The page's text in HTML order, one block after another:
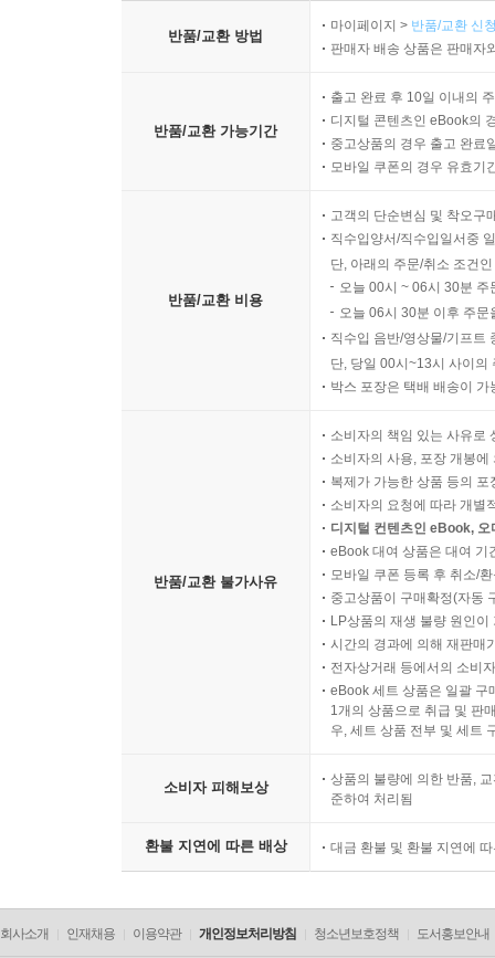
반품/교환 방법
마이페이지 > 반품/교환 신
판매자 배송 상품은 판매자
반품/교환 가능기간
출고 완료 후 10일 이내의
디지털 콘텐츠인 eBook의
중고상품의 경우 출고 완료
모바일 쿠폰의 경우 유효기
반품/교환 비용
고객의 단순변심 및 착오구
직수입양서/직수입일서중
단, 아래의 주문/취소 조건
오늘 00시 ~ 06시 30분
오늘 06시 30분 이후 주
직수입 음반/영상물/기프트
단, 당일 00시~13시 사이의
박스 포장은 택배 배송이
반품/교환 불가사유
소비자의 책임 있는 사유로
소비자의 사용, 포장 개봉
복제가 가능한 상품 등의
소비자의 요청에 따라 개별
디지털 컨텐츠인 eBook,
eBook 대여 상품은 대여 기
모바일 쿠폰 등록 후 취소/
중고상품이 구매확정(자동
LP상품의 재생 불량 원인
시간의 경과에 의해 재판매
전자상거래 등에서의 소비
eBook 세트 상품은 일괄 구
1개의 상품으로 취급 및 판
우, 세트 상품 전부 및 세트
소비자 피해보상
상품의 불량에 의한 반품,
준하여 처리됨
환불 지연에 따른 배상 대금 환불 및 환불 지연에
회사소개 인재채용 이용약관 개인정보처리방침 청소년보호정책 도서홍보안내